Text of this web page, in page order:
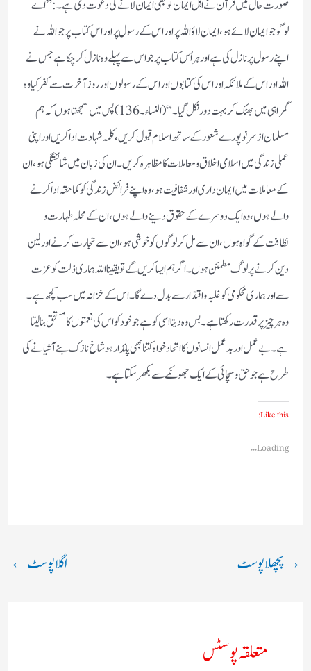
صورت حال میں قرآن نے اہل ایمان کو بھی ایمان لانے کی دعوت دی ہے۔:”اے
لوگو جو ایمان لائے ہو، ایمان لاؤ اللہ پر اور اس کے رسول پر اور اس کتاب پر جو اللہ نے
اپنے رسول پر نازل کی ہے اور ہر اُس کتاب پر جو اس سے پہلے وہ نازل کر چکا ہے جس نے
اللہ اور اس کے ملائکہ اور اس کی کتابوں اور اس کے رسولوں اور روز آخرت سے کفر کیا وہ
گمراہی میں بھٹک کر بہت دور نکل گیا۔“(النساء۔136)پس میں سمجھتا ہوں کہ ہم
مسلمان از سر نو پورے شعور کے ساتھ اسلام قبول کریں،کلمہ شہادت ادا کریں اور اپنی
عملی زندگی میں اسلامی اخلاق و معاملات کا مظاہرہ کریں۔ان کی زبان میں شائستگی ہو،ان
کے معاملات میں ایمان داری اور شفافیت ہو،وہ اپنے فرائض زندگی کو کماحقہ ادا کرنے
والے ہوں،وہ ایک دوسرے کے حقوق دینے والے ہوں،ان کے محلہ طہارت و
نظافت کے گواہ ہوں،ان سے مل کر لوگوں کو خوشی ہو،ان سے تجارت کرنے اور لین
دین کرنے پر لوگ مطمئن ہوں۔اگر ہم ایسا کریں گے تو یقینا اللہ ہماری ذلت کو عزت
سے اور ہماری محکومی کو غلبہ و اقتدار سے بد ل دے گا۔اس کے خزانہ میں سب کچھ ہے۔
وہ ہر چیز پر قدرت رکھتا ہے۔بس وہ دیتا اسی کو ہے جو خود کو اس کی نعمتوں کا مستحق بنالیتا
ہے۔بے عمل اور بد عمل انسانوں کا اتحاد خواہ کتنا بھی پائدا ر ہو شاخ نازک بنے آشیانے کی
طرح ہے جو حق و سچائی کے ایک جھونکے سے بکھر سکتا ہے۔
Like this:
Loading...
→پچھلا پوسٹ اگلا پوسٹ←
متعلقہ پوسٹس